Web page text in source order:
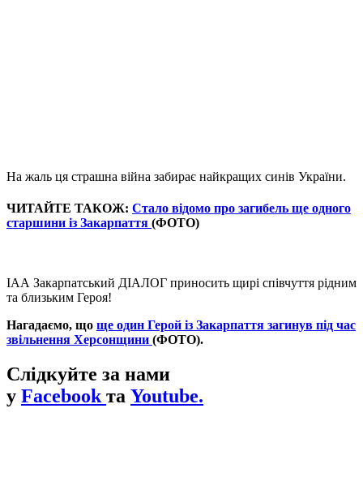
На жаль ця страшна війна забирає найкращих синів України.
ЧИТАЙТЕ ТАКОЖ: Стало відомо про загибель ще одного
старшини із Закарпаття (ФОТО)
ІАА Закарпатський ДІАЛОГ приносить щирі співчуття рідним
та близьким Героя!
Нагадаємо, що ще один Герой із Закарпаття загинув під час
звільнення Херсонщини (ФОТО).
Слідкуйте за нами
у Facebook та Youtube.